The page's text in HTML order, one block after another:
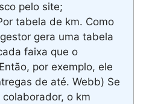
pelo site;
tabela de km. Como
gera uma tabela
faixa que o
por exemplo, ele
de até. Webb) Se
o km